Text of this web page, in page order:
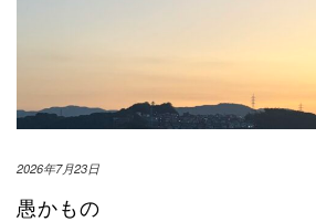
2026年7月23日
愚かもの